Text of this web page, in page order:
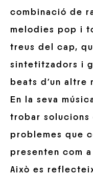
combinació de
melodies pop i
treus del cap,
sintetitzadors i
beats d’un altre
En la seva
trobar solucions
problemes que
presenten com
Això es